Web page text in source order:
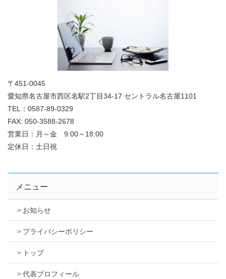
〒451-0045
愛知県名古屋市西区名駅2丁目34-17 セントラル名古屋1101
TEL：0587-89-0329
FAX: 050-3588-2678
営業日：月～金 9:00～18:00
定休日：土日祝
メニュー
お知らせ
プライバシーポリシー
トップ
代表プロフィール